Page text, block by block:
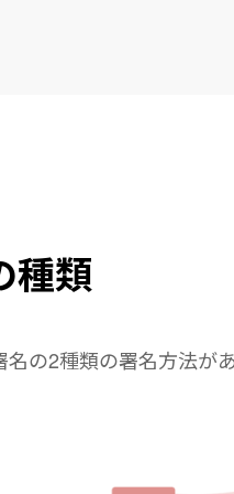
種類
の2種類の署名方法があ